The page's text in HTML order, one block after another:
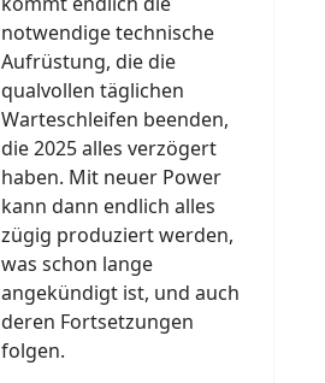
notwendige technische
Aufrüstung, die die
qualvollen täglichen
Warteschleifen beenden,
die 2025 alles verzögert
haben. Mit neuer Power
kann dann endlich alles
zügig produziert werden,
was schon lange
angekündigt ist, und auch
deren Fortsetzungen
folgen.